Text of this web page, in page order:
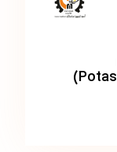
هیدروکساید (Potassium Hydroxide)